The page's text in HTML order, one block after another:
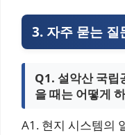
3. 자주 묻는 질
Q1. 설악산 국립
을 때는 어떻게
A1. 현지 시스템의